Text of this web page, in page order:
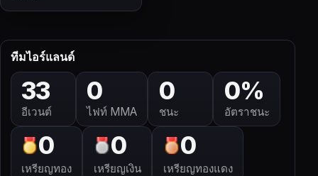
ทีมไอร์แลนด์
33
อีเวนต์
0
ไฟท์ MMA
0
ชนะ
0%
อัตราชนะ
0
เหรียญทอง
0
เหรียญเงิน
0
เหรียญทองแดง